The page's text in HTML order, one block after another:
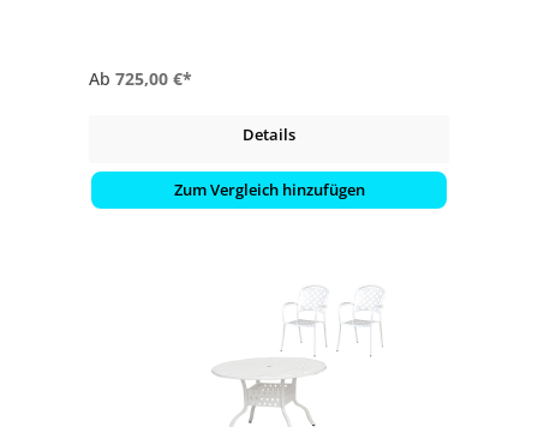
Ab 725,00 €*
Details
Zum Vergleich hinzufügen